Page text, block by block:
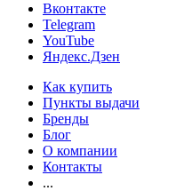
Вконтакте
Telegram
YouTube
Яндекс.Дзен
Как купить
Пункты выдачи
Бренды
Блог
О компании
Контакты
...